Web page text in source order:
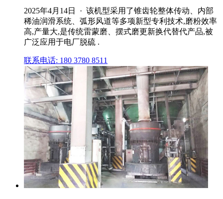
2025年4月14日 · 该机型采用了锥齿轮整体传动、内部
稀油润滑系统、弧形风道等多项新型专利技术,磨粉效率
高,产量大,是传统雷蒙磨、摆式磨更新换代替代产品,被
广泛应用于电厂脱硫 .
联系电话: 180 3780 8511